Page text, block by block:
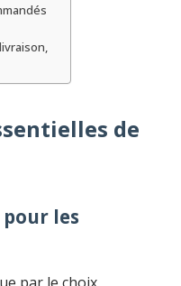
de
les